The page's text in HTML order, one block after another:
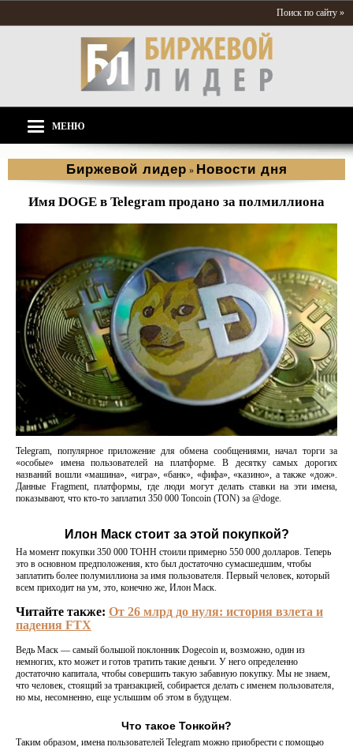
Поиск по сайту »
МЕНЮ
Биржевой лидер » Новости дня
Имя DOGE в Telegram продано за полмиллиона
Telegram, популярное приложение для обмена сообщениями, начал торги за
«особые» имена пользователей на платформе. В десятку самых дорогих
названий вошли «машина», «игра», «банк», «фифа», «казино», а также «дож».
Данные Fragment, платформы, где люди могут делать ставки на эти имена,
показывают, что кто-то заплатил 350 000 Toncoin (TON) за @doge.
Илон Маск стоит за этой покупкой?
На момент покупки 350 000 ТОНН стоили примерно 550 000 долларов. Теперь
это в основном предположения, кто был достаточно сумасшедшим, чтобы
заплатить более полумиллиона за имя пользователя. Первый человек, который
всем приходит на ум, это, конечно же, Илон Маск.
Читайте также: От 26 млрд до нуля: история взлета и
падения FTX
Ведь Маск — самый большой поклонник Dogecoin и, возможно, один из
немногих, кто может и готов тратить такие деньги. У него определенно
достаточно капитала, чтобы совершить такую ​​забавную покупку. Мы не знаем,
что человек, стоящий за транзакцией, собирается делать с именем пользователя,
но мы, несомненно, еще услышим об этом в будущем.
Что такое Тонкойн?
Таким образом, имена пользователей Telegram можно приобрести с помощью